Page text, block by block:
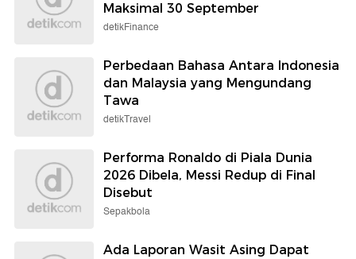
Maksimal 30 September
detikFinance
Perbedaan Bahasa Antara Indonesia
dan Malaysia yang Mengundang
Tawa
detikTravel
Performa Ronaldo di Piala Dunia
2026 Dibela, Messi Redup di Final
Disebut
Sepakbola
Ada Laporan Wasit Asing Dapat